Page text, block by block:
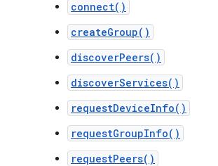
connect()
createGroup()
discoverPeers()
discoverServices()
requestDeviceInfo()
requestGroupInfo()
requestPeers()